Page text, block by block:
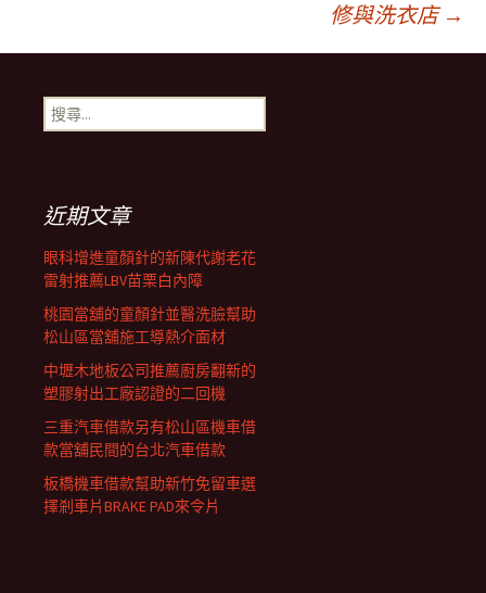
導
覽
列
修與洗衣店 →
搜
尋
近期文章
眼科增進童顏針的新陳代謝老花
雷射推薦LBV苗栗白內障
桃園當舖的童顏針並醫洗臉幫助
松山區當舖施工導熱介面材
中壢木地板公司推薦廚房翻新的
塑膠射出工廠認證的二回機
三重汽車借款另有松山區機車借
款當舖民間的台北汽車借款
板橋機車借款幫助新竹免留車選
擇剎車片BRAKE PAD來令片